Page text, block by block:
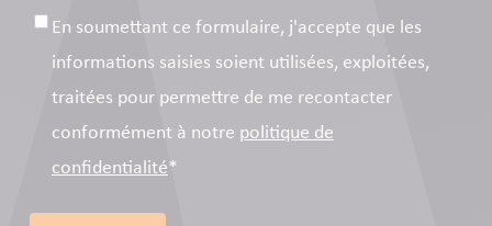
Consentement*
En soumettant ce formulaire, j'accepte que les
informations saisies soient utilisées, exploitées,
traitées pour permettre de me recontacter
conformément à notre politique de
confidentialité*